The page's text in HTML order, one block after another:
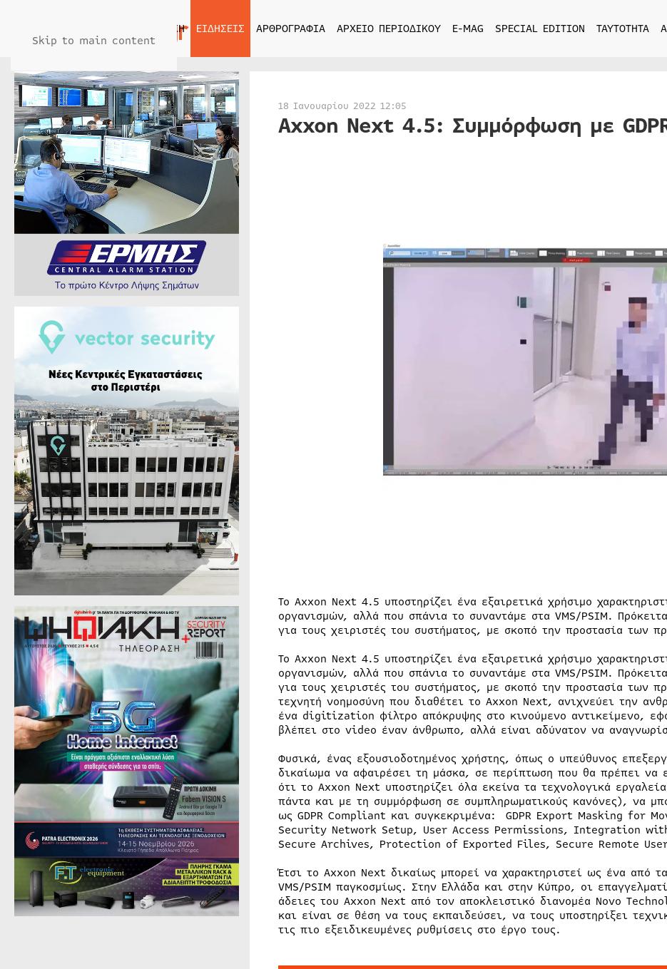
Skip to main content
ΑΡΧΙΚΗ ΕΙΔΗΣΕΙΣ ΑΡΘΡΟΓΡΑΦΙΑ ΑΡΧΕΙΟ ΠΕΡΙΟΔΙΚΟΥ E-MAG SPECIAL EDITION ΤΑΥΤΟΤΗΤΑ
18 Ιανουαρίου 2022 12:05
Axxon Next 4.5: Συμμόρφωση με
Το Axxon Next 4.5 υποστηρίζει ένα εξαιρετικά χρήσιμο
οργανισμών, αλλά που σπάνια το συναντάμε στα VMS/PSIM.
για τους χειριστές του συστήματος, με σκοπό την προστασία των
Το Axxon Next 4.5 υποστηρίζει ένα εξαιρετικά χρήσιμο
οργανισμών, αλλά που σπάνια το συναντάμε στα VMS/PSIM.
για τους χειριστές του συστήματος, με σκοπό την προστασία των
τεχνητή νοημοσύνη που διαθέτει το Axxon Next, ανιχνεύει την
ένα digitization φίλτρο απόκρυψης στο κινούμενο αντικείμενο,
βλέπει στο video έναν άνθρωπο, αλλά είναι αδύνατον να
Φυσικά, ένας εξουσιοδοτημένος χρήστης, όπως ο υπεύθυνος
δικαίωμα να αφαιρέσει τη μάσκα, σε περίπτωση που θα πρέπει να
ότι το Axxon Next υποστηρίζει όλα εκείνα τα τεχνολογικά
πάντα και με τη συμμόρφωση σε συμπληρωματικούς κανόνες), να
ως GDPR Compliant και συγκεκριμένα: GDPR Export Masking for
Security Network Setup, User Access Permissions, Integration
Secure Archives, Protection of Exported Files, Secure Remote
Έτσι το Axxon Next δικαίως μπορεί να χαρακτηριστεί ως ένα από
VMS/PSIM παγκοσμίως. Στην Ελλάδα και στην Κύπρο, οι
άδειες του Axxon Next από τον αποκλειστικό διανομέα Novo
και είναι σε θέση να τους εκπαιδεύσει, να τους υποστηρίξει
τις πιο εξειδικευμένες ρυθμίσεις στο έργο τους.